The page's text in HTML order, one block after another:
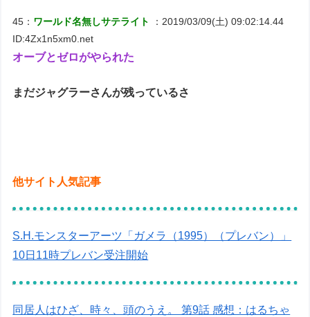
45： ワールド名無しサテライト
：2019/03/09(土) 09:02:14.44
ID:4Zx1n5xm0.net
オーブとゼロがやられた
まだジャグラーさんが残っているさ
他サイト人気記事
S.H.モンスターアーツ「ガメラ（1995）（プレバン）」
10日11時プレバン受注開始
同居人はひざ、時々、頭のうえ。 第9話 感想：はるちゃ